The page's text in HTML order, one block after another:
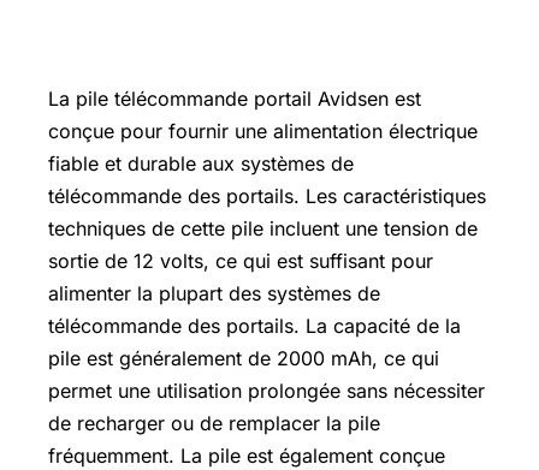
La pile télécommande portail Avidsen est
conçue pour fournir une alimentation électrique
fiable et durable aux systèmes de
télécommande des portails. Les caractéristiques
techniques de cette pile incluent une tension de
sortie de 12 volts, ce qui est suffisant pour
alimenter la plupart des systèmes de
télécommande des portails. La capacité de la
pile est généralement de 2000 mAh, ce qui
permet une utilisation prolongée sans nécessiter
de recharger ou de remplacer la pile
fréquemment. La pile est également conçue